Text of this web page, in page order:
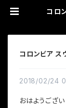
コロ
コロンビア ス
2018/02/24
おはようござい